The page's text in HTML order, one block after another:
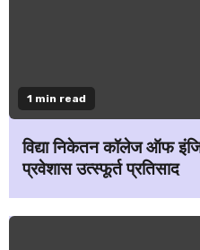
1 min read
विद्या निकेतन कॉलेज ऑफ
प्रवेशास उत्स्फूर्त प्रतिसाद